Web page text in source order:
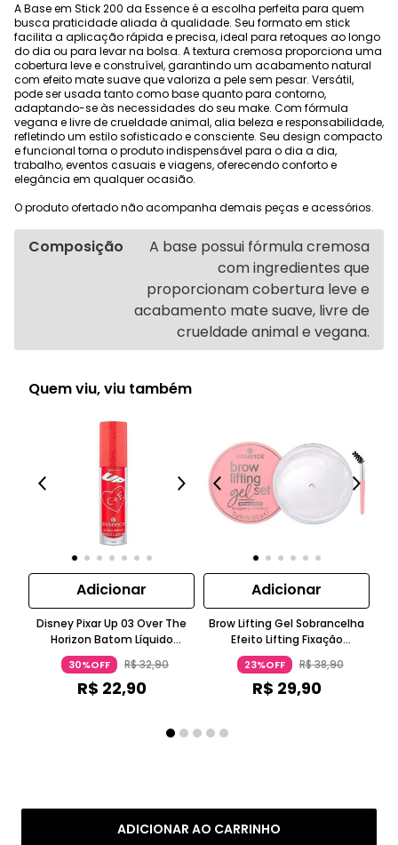
ADICIONAR AO CARRINHO
A Base em Stick 200 da Essence é a escolha perfeita para quem
busca praticidade aliada à qualidade. Seu formato em stick
facilita a aplicação rápida e precisa, ideal para retoques ao longo
do dia ou para levar na bolsa. A textura cremosa proporciona uma
cobertura leve e construível, garantindo um acabamento natural
com efeito mate suave que valoriza a pele sem pesar. Versátil,
pode ser usada tanto como base quanto para contorno,
adaptando-se às necessidades do seu make. Com fórmula
vegana e livre de crueldade animal, alia beleza e responsabilidade,
refletindo um estilo sofisticado e consciente. Seu design compacto
e funcional torna o produto indispensável para o dia a dia,
trabalho, eventos casuais e viagens, oferecendo conforto e
elegância em qualquer ocasião.
O produto ofertado não acompanha demais peças e acessórios.
Composição
A base possui fórmula cremosa
com ingredientes que
proporcionam cobertura leve e
acabamento mate suave, livre de
crueldade animal e vegana.
Quem viu, viu também
Adicionar
Disney Pixar Up 03 Over The
Horizon Batom Líquido
Brilhante Glitter Bordô
Essence
30%OFF R$32,90
R$ 22,90
Adicionar
Brow Lifting Gel Sobrancelha
Efeito Lifting Fixação
Instantânea Branco Essence
23%OFF R$38,90
R$ 29,90